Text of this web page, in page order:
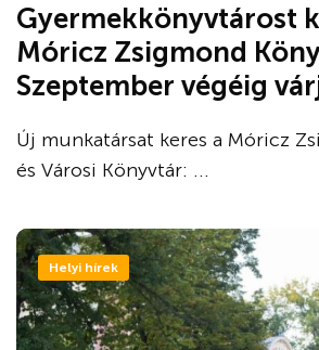
Gyermekkönyvtárost
Móricz Zsigmond
Szeptember végéig
Új munkatársat keres a Móricz
és Városi Könyvtár: ...
Helyi hírek